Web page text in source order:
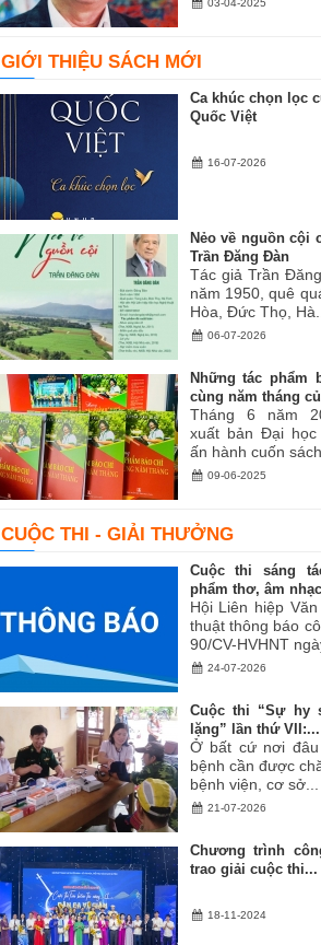
GIỚI THIỆU SÁCH MỚI
Ca khúc chọn lọc
Quốc Việt
16-07-2026
Nẻo về nguồn cội
Trần Đăng Đàn
Tác giả Trần
năm 1950, quê
Hòa, Đức Thọ, Hà...
06-07-2026
Những tác phẩm
cùng năm tháng
Tháng 6 năm
xuất bản Đại học
ấn hành cuốn sách
09-06-2025
CUỘC THI - GIẢI THƯỞNG
Cuộc thi sáng
phẩm thơ, âm
Hội Liên hiệp
thuật thông báo
90/CV-HVHNT
24-07-2026
Cuộc thi “Sự hy
lặng” lần thứ VII:...
Ở bất cứ nơi
bệnh cần được
bệnh viện, cơ sở...
21-07-2026
Chương trình
trao giải cuộc thi...
18-11-2024